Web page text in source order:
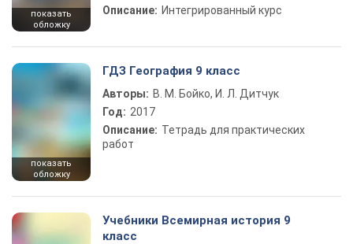
показать
обложку
Описание: Интегрированный курс
показать
обложку
ГДЗ География 9 класс
Авторы: В. М. Бойко, И. Л. Дитчук
Год: 2017
Описание: Тетрадь для практических
работ
Учебники Всемирная история 9
класс